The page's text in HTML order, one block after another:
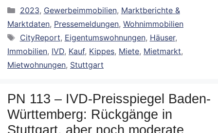
Kategorien
2023, Gewerbeimmobilien, Marktberichte &
Marktdaten, Pressemeldungen, Wohnimmobilien
Schlagwörter
CityReport, Eigentumswohnungen, Häuser,
Immobilien, IVD, Kauf, Kippes, Miete, Mietmarkt,
Mietwohnungen, Stuttgart
PN 113 – IVD-Preisspiegel Baden-
Württemberg: Rückgänge in